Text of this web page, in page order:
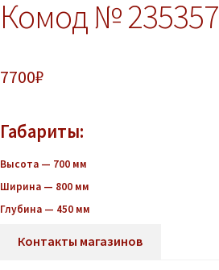
Комод № 235357
7700₽
Габариты:
Высота — 700 мм
Ширина — 800 мм
Глубина — 450 мм
Контакты магазинов